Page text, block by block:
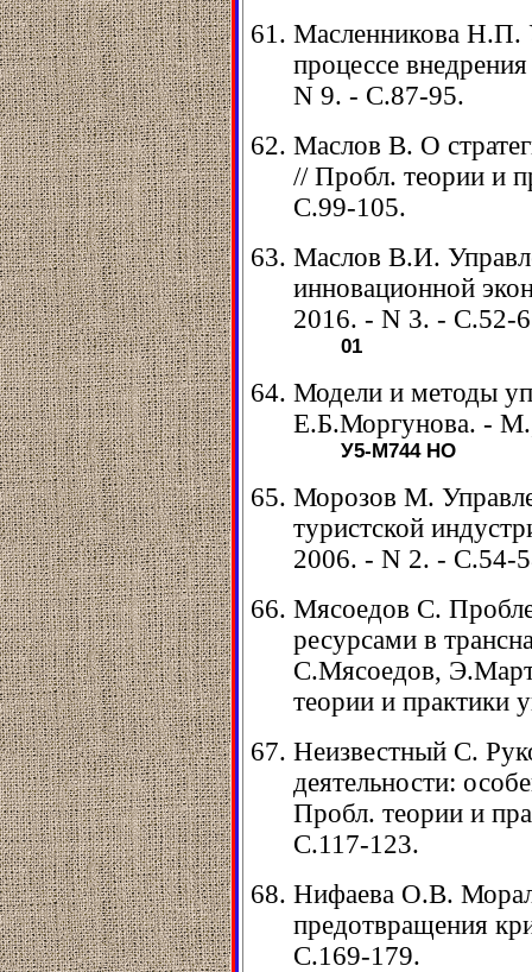
Масленникова Н.П.
процессе
N 9. - С.87-95.
Маслов В. О
// Пробл. теории и
С.99-105.
Маслов В.И.
инновационной
2016. - N 3. - С.52-
01
Модели и методы
Е.Б.Моргунова. -
У5-М744НО
Морозов М.
туристской
2006. - N 2. - C.54-
Мясоедов С.
ресурсами в
С.Мясоедов,
теории и практики
Неизвестный С.
деятельности:
Пробл. теории и
С.117-123.
Нифаева О.В.
предотвращения
C.169-179.